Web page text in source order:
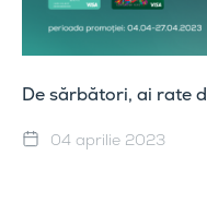
De sărbători, ai rate
04 aprilie 2023